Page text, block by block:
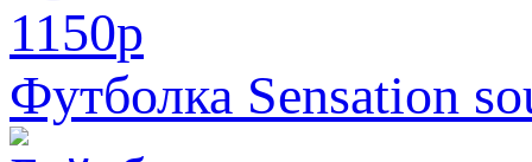
1150p
Футболка Sensation